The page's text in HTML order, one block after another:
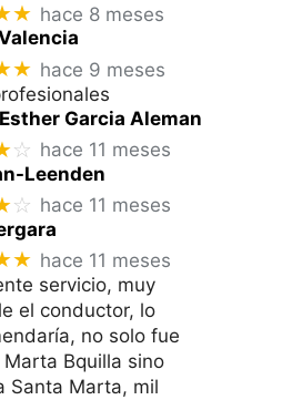
hace 8 meses
hace 9 meses
Garcia Aleman
☆ hace 11 meses
Leenden
☆ hace 11 meses
hace 11 meses
servicio, muy
el conductor, lo
no solo fue
Marta Bquilla sino
Santa Marta, mil